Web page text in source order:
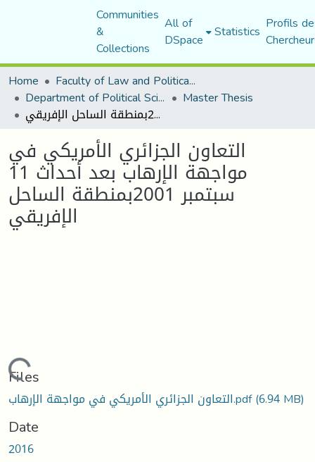
Communities
&
Collections
All of
DSpace Statistics Profils
Home
Faculty of Law and Political Science
Department of Political Sciences Master Thesis
التعاون الجزائري الأمريكي في مواجهة الإرهاب بعد أحداث 11 سبتمبر 2001بمنطقة الساحل الإفريقي
التعاون الجزائري الأمريكي في
مواجهة الإرهاب بعد أحداث 11
سبتمبر 2001بمنطقة الساحل
الإفريقي
Loading...
Files
التعاون الجزائري الأمريكي في مواجهة الإرهاب.pdf(6.94 MB)
Date
2016